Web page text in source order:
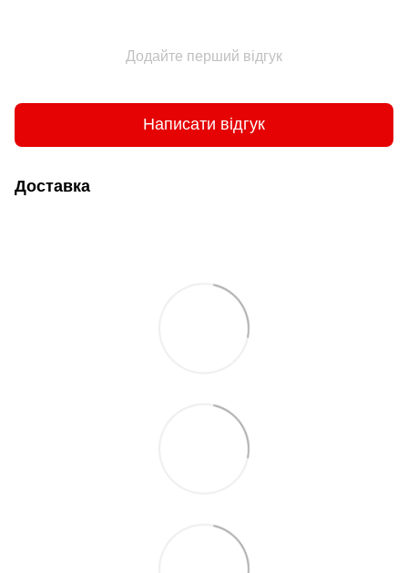
Додайте перший відгук
Написати відгук
Доставка